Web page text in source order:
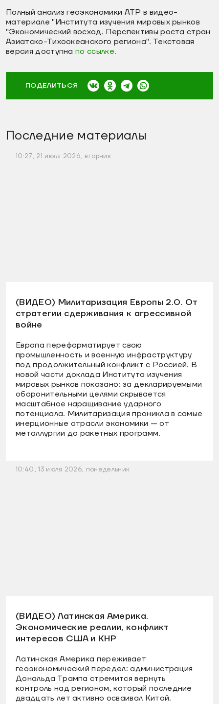
Полный анализ геоэкономики АТР в видео-
материале "Института изучения мировых рынков
"Экономический восход. Перспективы роста стран
Азиатско-Тихоокеанского региона". Текстовая
версия доступнапо ссылке.
ПОДЕЛИТЬСЯ
Последние материалы
10:27, 21 июля 2026, вторник
(ВИДЕО) Милитаризация Европы 2.0. От
стратегии сдерживания к агрессивной
войне
Европа переформатирует свою
промышленность и военную инфраструктуру
под продолжительный конфликт с Россией. В
новой части доклада Института изучения
мировых рынков показано: за декларируемыми
оборонительными целями скрывается
масштабное наращивание ударного
потенциала. Милитаризация проникла в самые
инерционные отрасли экономики — от
металлургии до ракетных программ.
10:40, 13 июля 2026, понедельник
(ВИДЕО) Латинская Америка.
Экономические реалии, конфликт
интересов США и КНР
Латинская Америка переживает
геоэкономический передел: администрация
Дональда Трампа стремится вернуть
контроль над регионом, который последние
двадцать лет активно осваивал Китай.